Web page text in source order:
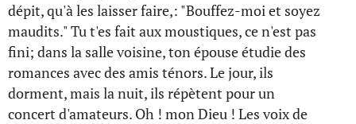
dépit, qu'à les laisser faire,: "Bouffez-moi et soyez
maudits." Tu t'es fait aux moustiques, ce n'est pas
fini; dans la salle voisine, ton épouse étudie des
romances avec des amis ténors. Le jour, ils
dorment, mais la nuit, ils répètent pour un
concert d'amateurs. Oh ! mon Dieu ! Les voix de